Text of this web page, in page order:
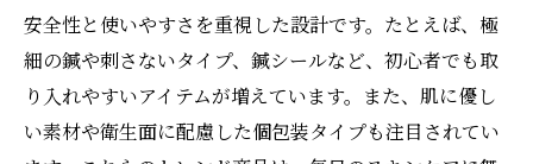
美容鍼で実感する美肌効果とポイント
美容鍼による血行促進とリフトアップ
美容鍼と美容液の組み合わせテクニック
安全性と使いやすさを重視した設計です。たとえば、極
細の鍼や刺さないタイプ、鍼シールなど、初心者でも取
り入れやすいアイテムが増えています。また、肌に優し
い素材や衛生面に配慮した個包装タイプも注目されてい